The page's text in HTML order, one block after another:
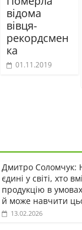
відома
вівця-
рекордсмен
ка
01.11.2019
Дмитро Соломчук:
єдині у світі, хто
продукцію в
й може навчити
13.02.2026